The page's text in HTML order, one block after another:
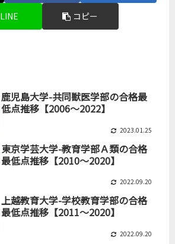
LINE コピー
鹿児島大学-共同獣医学部の合格最
低点推移【2006～2022】
2023.01.25
東京学芸大学-教育学部Ａ類の合格
最低点推移【2010～2020】
2022.09.20
上越教育大学-学校教育学部の合格
最低点推移【2011～2020】
2022.09.20